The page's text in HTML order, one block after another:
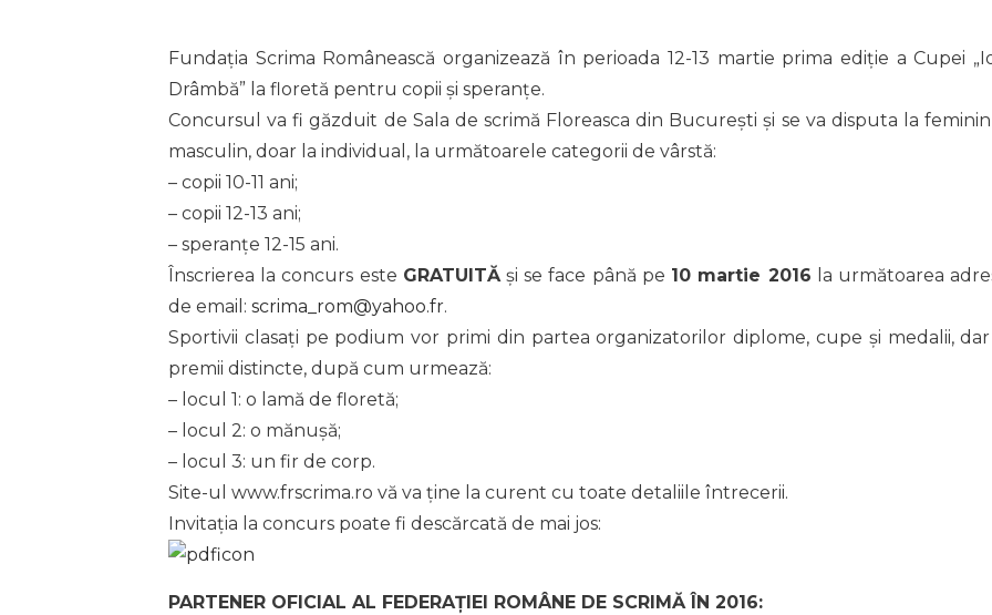
Fundația Scrima Românească organizează în perioada 12-13 martie prima ediție a Cupei
Drâmbă” la floretă pentru copii și speranțe.
Concursul va fi găzduit de Sala de scrimă Floreasca din București și se va disputa la feminin
masculin, doar la individual, la următoarele categorii de vârstă:
– copii 10-11 ani;
– copii 12-13 ani;
– speranțe 12-15 ani.
Înscrierea la concurs este GRATUITĂși se face până pe 10 martie 2016 la următoarea
de email: scrima_rom@yahoo.fr.
Sportivii clasați pe podium vor primi din partea organizatorilor diplome, cupe și medalii, dar
premii distincte, după cum urmează:
– locul 1: o lamă de floretă;
– locul 2: o mănușă;
– locul 3: un fir de corp.
Site-ul www.frscrima.ro vă va ține la curent cu toate detaliile întrecerii.
Invitația la concurs poate fi descărcată de mai jos:
PARTENER OFICIAL AL FEDERAȚIEI ROMÂNE DE SCRIMĂ ÎN 2016: